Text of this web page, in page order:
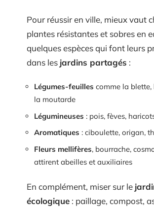
Pour réussir en ville, mieux vaut
plantes résistantes et sobres en
quelques espèces qui font leurs
dans les jardins partagés :
Légumes-feuilles comme la blette,
la moutarde
Légumineuses : pois, fèves,
Aromatiques : ciboulette, origan,
Fleurs mellifères, bourrache,
attirent abeilles et auxiliaires
En complément, miser sur le
écologique : paillage, compost,